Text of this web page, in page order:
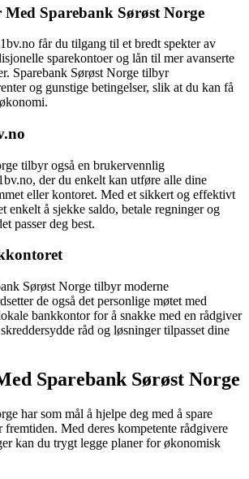
Med Sparebank Sørøst Norge
får du tilgang til et bredt spekter av
sparekontoer og lån til mer avanserte
Sparebank Sørøst Norge tilbyr
og gunstige betingelser, slik at du kan få
tilbyr også en brukervennlig
der du enkelt kan utføre alle dine
eller kontoret. Med et sikkert og effektivt
enkelt å sjekke saldo, betale regninger og
passer deg best.
Sørøst Norge tilbyr moderne
de også det personlige møtet med
bankkontor for å snakke med en rådgiver
råd og løsninger tilpasset dine
Sparebank Sørøst Norge
har som mål å hjelpe deg med å spare
fremtiden. Med deres kompetente rådgivere
kan du trygt legge planer for økonomisk